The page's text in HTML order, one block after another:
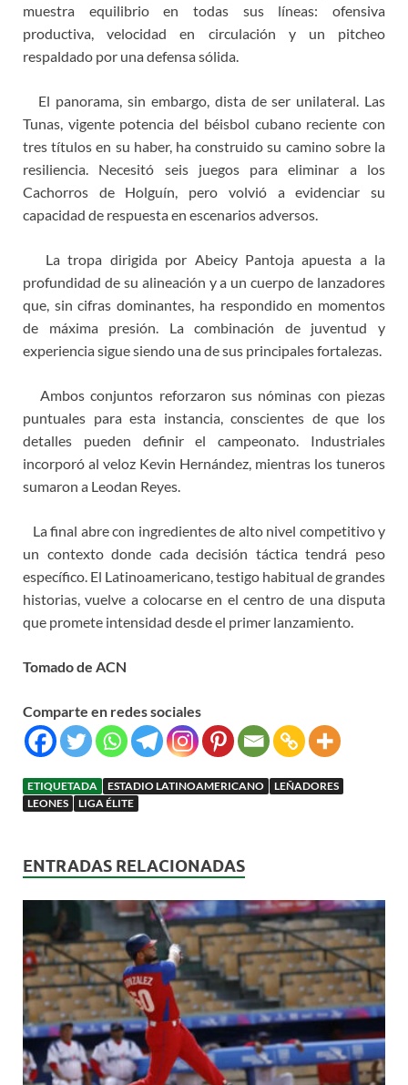
muestra equilibrio en todas sus líneas: ofensiva
productiva, velocidad en circulación y un pitcheo
respaldado por una defensa sólida.
El panorama, sin embargo, dista de ser unilateral. Las
Tunas, vigente potencia del béisbol cubano reciente con
tres títulos en su haber, ha construido su camino sobre la
resiliencia. Necesitó seis juegos para eliminar a los
Cachorros de Holguín, pero volvió a evidenciar su
capacidad de respuesta en escenarios adversos.
La tropa dirigida por Abeicy Pantoja apuesta a la
profundidad de su alineación y a un cuerpo de lanzadores
que, sin cifras dominantes, ha respondido en momentos
de máxima presión. La combinación de juventud y
experiencia sigue siendo una de sus principales fortalezas.
Ambos conjuntos reforzaron sus nóminas con piezas
puntuales para esta instancia, conscientes de que los
detalles pueden definir el campeonato. Industriales
incorporó al veloz Kevin Hernández, mientras los tuneros
sumaron a Leodan Reyes.
La final abre con ingredientes de alto nivel competitivo y
un contexto donde cada decisión táctica tendrá peso
específico. El Latinoamericano, testigo habitual de grandes
historias, vuelve a colocarse en el centro de una disputa
que promete intensidad desde el primer lanzamiento.
Tomado de ACN
Comparte en redes sociales
ETIQUETADA ESTADIO LATINOAMERICANO
LEÑADORES
LEONES
LIGA ÉLITE
ENTRADAS RELACIONADAS